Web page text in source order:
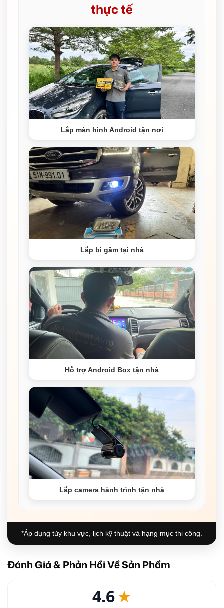
thực tế
Lắp màn hình Android tận nơi
Lắp bi gầm tại nhà
Hỗ trợ Android Box tận nhà
Lắp camera hành trình tận nhà
*Áp dụng tùy khu vực, lịch kỹ thuật và hạng mục thi công.
Đánh Giá & Phản Hồi Về Sản Phẩm
4.6★